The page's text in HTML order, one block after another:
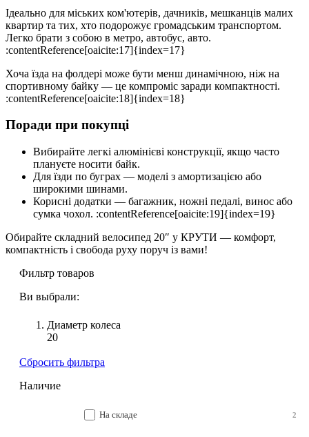
Ідеально для міських ком'ютерів, дачників, мешканців малих
квартир та тих, хто подорожує громадським транспортом.
Легко брати з собою в метро, автобус, авто.
:contentReference[oaicite:17]{index=17}
Хоча їзда на фолдері може бути менш динамічною, ніж на
спортивному байку — це компроміс заради компактності.
:contentReference[oaicite:18]{index=18}
Поради при покупці
Вибирайте легкі алюмінієві конструкції, якщо часто
плануєте носити байк.
Для їзди по буграх — моделі з амортизацією або
широкими шинами.
Корисні додатки — багажник, ножні педалі, винос або
сумка чохол. :contentReference[oaicite:19]{index=19}
Обирайте складний велосипед 20″ у КРУТИ — комфорт,
компактність і свобода руху поруч із вами!
Фильтр товаров
Ви выбрали:
Диаметр колеса
20
Сбросить фильтра
Наличие
На складе 2